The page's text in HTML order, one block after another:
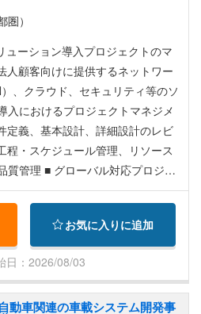
）
ューション導入プロジェクトのマ
人顧客向けに提供するネットワー
、クラウド、セキュリティ等のソ
入におけるプロジェクトマネジメ
定義、基本設計、詳細設計のレビ
程・スケジュール管理、リソース
ル対応プロジェ
外拠点を含むネットワーク・クラ
ェクトにおいて、現地ベンダーや
衝・コーディネーション • 英語で
告資料作成、英日／日英の技術文
業のIT部門との窓口対応（課題管
仕様調整等） • ハードウェア／ソ
お気に入りに追加
日：2026/08/03
動車関連の車載システム開発事